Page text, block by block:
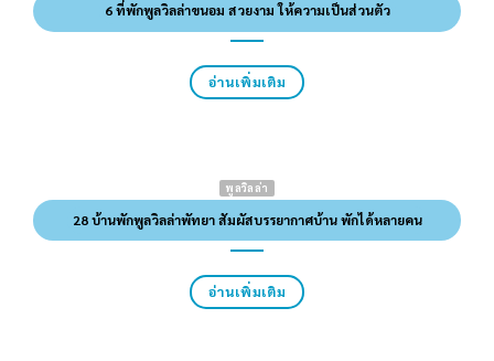
6 ที่พักพูลวิลล่าขนอม สวยงาม ให้ความเป็นส่วนตัว
อ่านเพิ่มเติม
พูลวิลล่า
28 บ้านพักพูลวิลล่าพัทยา สัมผัสบรรยากาศบ้าน พักได้หลายคน
อ่านเพิ่มเติม